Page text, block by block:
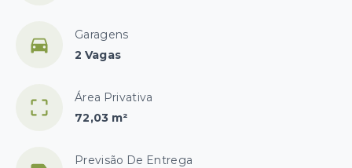
Garagens
2 Vagas
Área Privativa
72,03 m²
Previsão De Entrega